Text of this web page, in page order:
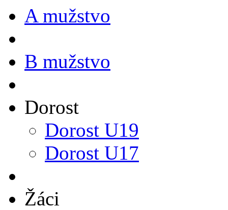
A mužstvo
B mužstvo
Dorost
Dorost U19
Dorost U17
Žáci